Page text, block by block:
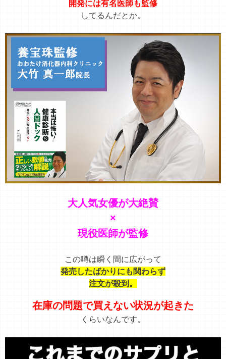
開発には有名医師も監修
してるんだとか。
大人気女優が大絶賛
×
現役医師が監修
この噂は瞬く間に広がって
発売したばかりにも関わらず
注文が殺到。
在庫の問題で買えない状況が起きた
くらいなんです。